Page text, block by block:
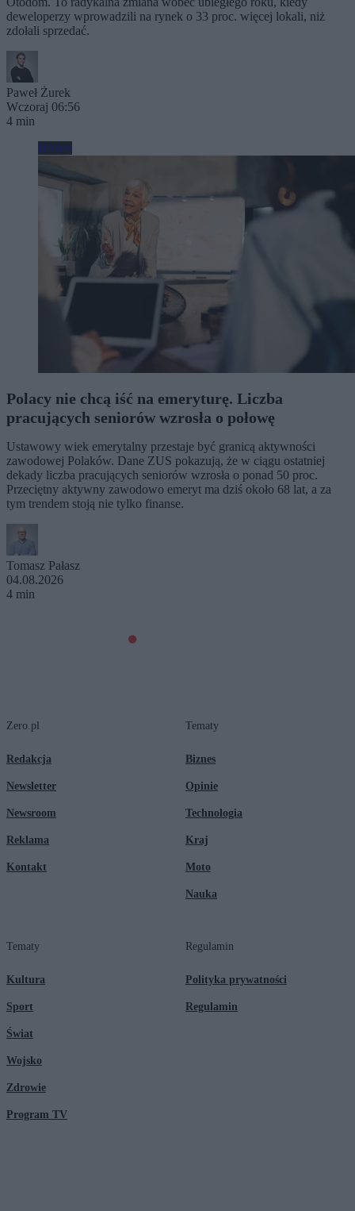
deweloperzy wprowadzili na rynek o 33 proc. więcej lokali, niż
zdołali sprzedać.
Paweł Żurek
Wczoraj 06:56
4 min
Biznes
Polacy nie chcą iść na emeryturę. Liczba
pracujących seniorów wzrosła o połowę
Ustawowy wiek emerytalny przestaje być granicą aktywności
zawodowej Polaków. Dane ZUS pokazują, że w ciągu ostatniej
dekady liczba pracujących seniorów wzrosła o ponad 50 proc.
Przeciętny aktywny zawodowo emeryt ma dziś około 68 lat, a za
tym trendem stoją nie tylko finanse.
Tomasz Pałasz
04.08.2026
4 min
Zero.pl
Redakcja
Newsletter
Newsroom
Reklama
Kontakt
Tematy
Biznes
Opinie
Technologia
Kraj
Moto
Nauka
Tematy
Kultura
Sport
Świat
Wojsko
Zdrowie
Program TV
Regulamin
Polityka prywatności
Regulamin